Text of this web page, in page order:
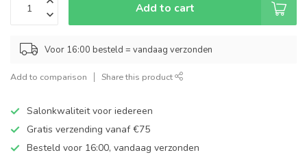
Add to cart
Voor 16:00 besteld = vandaag verzonden
Add to comparison Share this product
Salonkwaliteit voor iedereen
Gratis verzending vanaf €75
Besteld voor 16:00, vandaag verzonden